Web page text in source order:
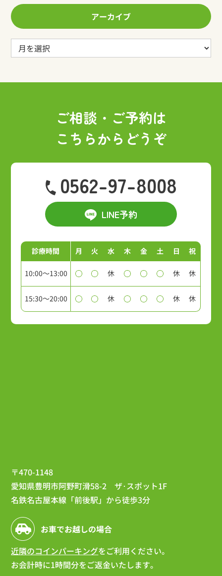
アーカイブ
ー
ご相談・ご予約は
こちらからどうぞ
0562-97-8008
LINE予約
診療時間 月 火 水 木 金 土 日 祝
10:00～13:00 休 休 休
15:30～20:00 休 休 休
〒470-1148
愛知県豊明市阿野町滑58-2 ザ･スポット1F
名鉄名古屋本線「前後駅」から徒歩3分
お車でお越しの場合
近隣のコインパーキングをご利用ください。
お会計時に1時間分をご返金いたします。